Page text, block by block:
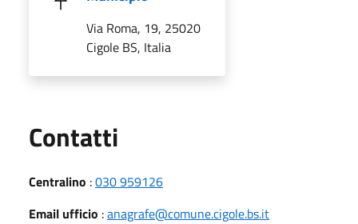
Via Roma, 19, 25020
Cigole BS, Italia
Contatti
Centralino :030 959126
Email ufficio :anagrafe@comune.cigole.bs.it